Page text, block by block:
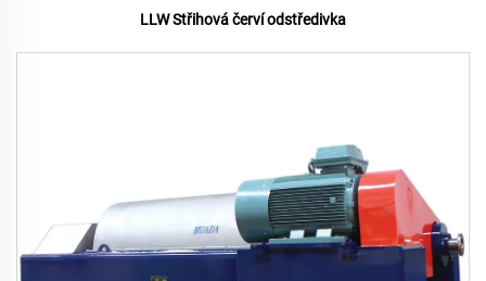
LLW Střihová červí odstředivka